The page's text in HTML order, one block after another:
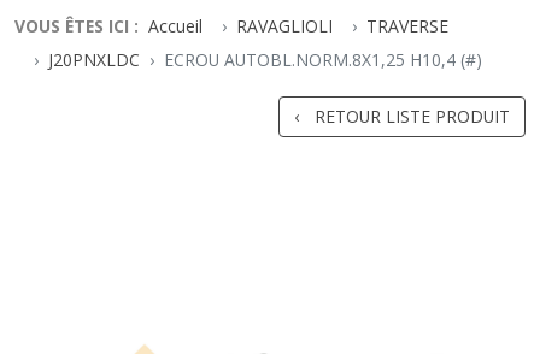
VOUS ÊTES ICI : Accueil RAVAGLIOLI
TRAVERSE
J20PNXLDC
ECROU AUTOBL.NORM.8X1,25 H10,4 (#)
RETOUR LISTE PRODUIT